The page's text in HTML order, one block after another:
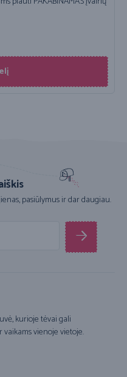
pasiūlymus ir dar daugiau.
kurioje tėvai gali
vaikams vienoje vietoje.